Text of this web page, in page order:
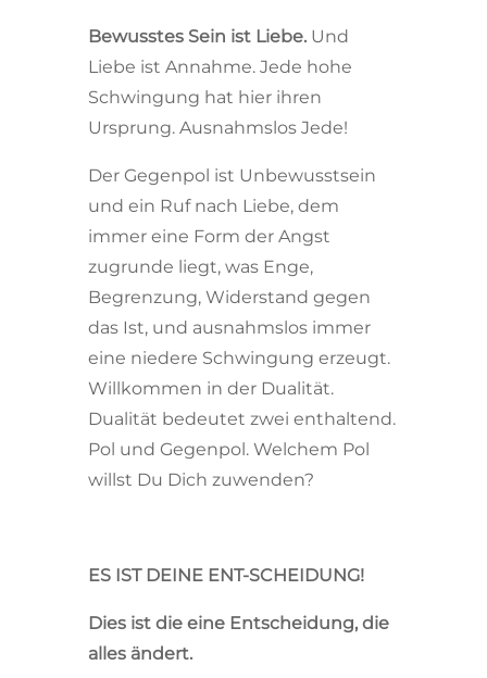
Bewusstes Sein ist Liebe.Und
Liebe ist Annahme. Jede hohe
Schwingung hat hier ihren
Ursprung. Ausnahmslos Jede!
Der Gegenpol ist Unbewusstsein
und ein Ruf nach Liebe, dem
immer eine Form der Angst
zugrunde liegt, was Enge,
Begrenzung, Widerstand gegen
das Ist, und ausnahmslos immer
eine niedere Schwingung erzeugt.
Willkommen in der Dualität.
Dualität bedeutet zwei enthaltend.
Pol und Gegenpol. Welchem Pol
willst Du Dich zuwenden?
ES IST DEINE ENT-SCHEIDUNG!
Dies ist die eine Entscheidung, die
alles ändert.